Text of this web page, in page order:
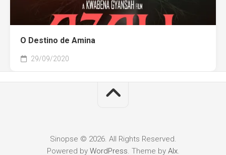
O Destino de Amina
29/09/2020
Sinopse © 2026. All Rights Reserved.
Powered by WordPress. Theme by Alx.